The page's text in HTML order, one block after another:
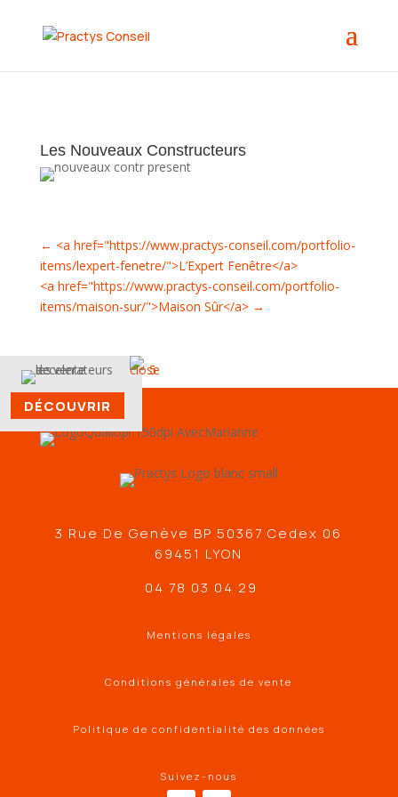
Les Nouveaux Constructeurs
← <a href="https://www.practys-conseil.com/portfolio-
items/lexpert-fenetre/">L’Expert Fenêtre</a>
<a href="https://www.practys-conseil.com/portfolio-
items/maison-sur/">Maison Sûr</a>→
3 Rue De Genève BP 50367 Cedex 06
69451 LYON
04 78 03 04 29
Mentions légales
Conditions générales de vente
Politique de confidentialité des données
Suivez-nous
DÉCOUVRIR